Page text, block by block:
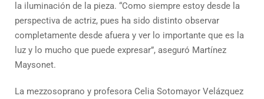
la iluminación de la pieza. “Como siempre estoy desde la
perspectiva de actriz, pues ha sido distinto observar
completamente desde afuera y ver lo importante que es la
luz y lo mucho que puede expresar”, aseguró Martínez
Maysonet.
La mezzosoprano y profesora Celia Sotomayor Velázquez